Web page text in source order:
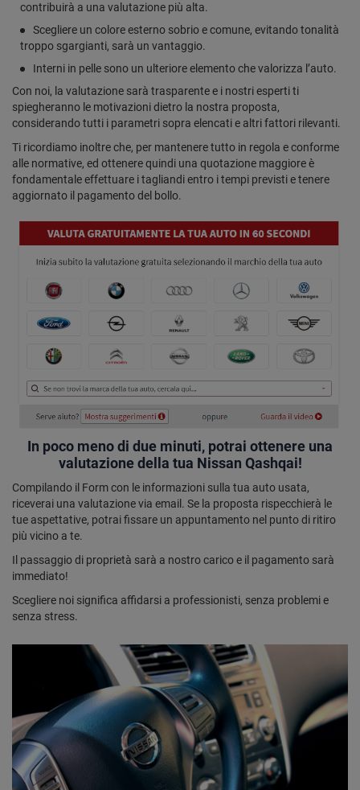
contribuirà a una valutazione più alta.
Scegliere un colore esterno sobrio e comune, evitando tonalità
troppo sgargianti, sarà un vantaggio.
Interni in pelle sono un ulteriore elemento che valorizza l’auto.
Con noi, la valutazione sarà trasparente e i nostri esperti ti
spiegheranno le motivazioni dietro la nostra proposta,
considerando tutti i parametri sopra elencati e altri fattori rilevanti.
Ti ricordiamo inoltre che, per mantenere tutto in regola e conforme
alle normative, ed ottenere quindi una quotazione maggiore è
fondamentale effettuare i tagliandi entro i tempi previsti e tenere
aggiornato il pagamento del bollo.
In poco meno di due minuti, potrai ottenere una
valutazione della tua Nissan Qashqai!
Compilando il Form con le informazioni sulla tua auto usata,
riceverai una valutazione via email. Se la proposta rispecchierà le
tue aspettative, potrai fissare un appuntamento nel punto di ritiro
più vicino a te.
Il passaggio di proprietà sarà a nostro carico e il pagamento sarà
immediato!
Scegliere noi significa affidarsi a professionisti, senza problemi e
senza stress.